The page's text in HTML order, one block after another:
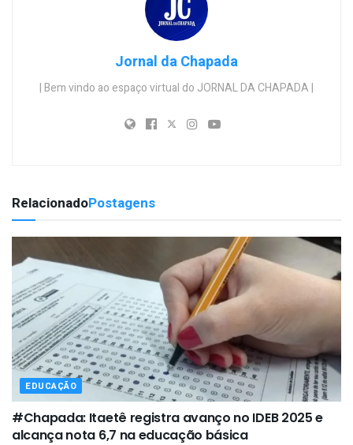
Jornal da Chapada
| Bem vindo ao espaço virtual do JORNAL DA CHAPADA |
RelacionadoPostagens
EDUCAÇÃO
#Chapada: Itaetê registra avanço no IDEB 2025 e
alcança nota 6,7 na educação básica